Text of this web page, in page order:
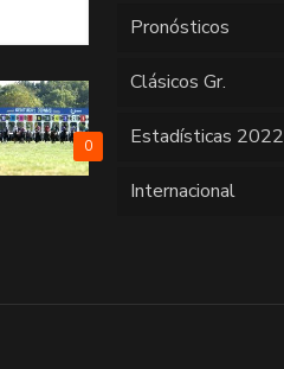
0
Pronósticos
Clásicos Gr.
Estadísticas 2022
Internacional